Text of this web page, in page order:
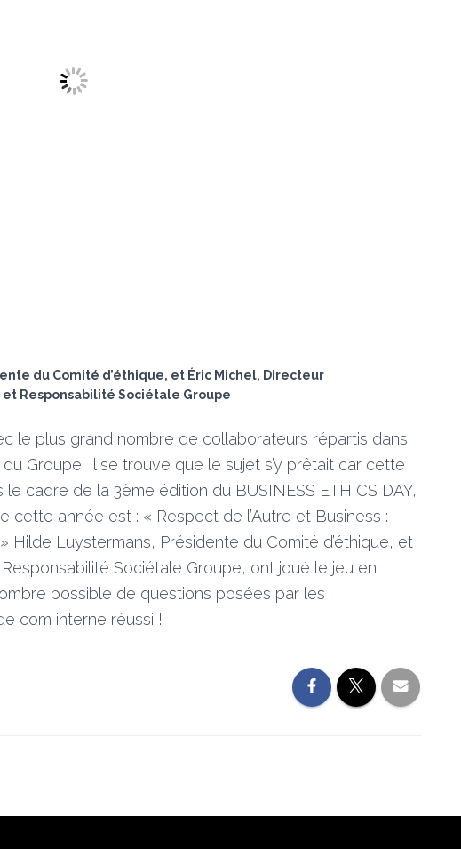
du Comité d’éthique, et Éric Michel, Directeur
Responsabilité Sociétale Groupe
le plus grand nombre de collaborateurs répartis dans
Groupe. Il se trouve que le sujet s’y prêtait car cette
le cadre de la 3ème édition du BUSINESS ETHICS DAY,
cette année est : « Respect de l’Autre et Business :
Hilde Luystermans, Présidente du Comité d’éthique, et
Sociétale Groupe, ont joué le jeu en
possible de questions posées par les
com interne réussi !